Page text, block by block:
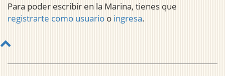
Para poder escribir en la Marina, tienes que
registrarte como usuario o ingresa.